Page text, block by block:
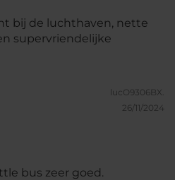
bij de luchthaven, nette
supervriendelijke
lucO9306BX.
26/11/2024
bus zeer goed.